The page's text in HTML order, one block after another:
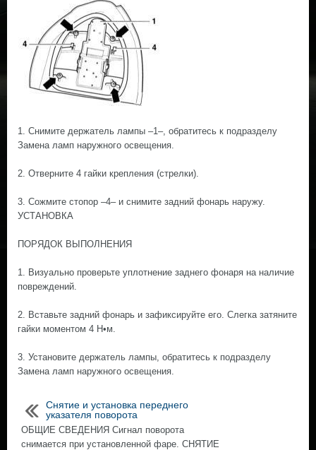
1. Снимите держатель лампы –1–, обратитесь к подразделу
Замена ламп наружного освещения.
2. Отверните 4 гайки крепления (стрелки).
3. Сожмите стопор –4– и снимите задний фонарь наружу.
УСТАНОВКА
ПОРЯДОК ВЫПОЛНЕНИЯ
1. Визуально проверьте уплотнение заднего фонаря на наличие
повреждений.
2. Вставьте задний фонарь и зафиксируйте его. Слегка затяните
гайки моментом 4 Н•м.
3. Установите держатель лампы, обратитесь к подразделу
Замена ламп наружного освещения.
Снятие и установка переднего
указателя поворота
ОБЩИЕ СВЕДЕНИЯ Сигнал поворота
снимается при установленной фаре. СНЯТИЕ